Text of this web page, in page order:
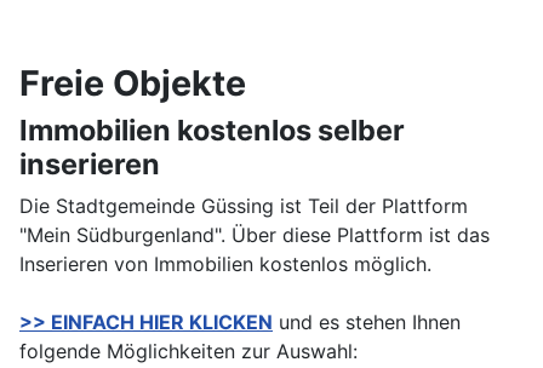
Freie Objekte
Immobilien kostenlos selber
inserieren
Die Stadtgemeinde Güssing ist Teil der Plattform
"Mein Südburgenland". Über diese Plattform ist das
Inserieren von Immobilien kostenlos möglich.
>> EINFACH HIER KLICKEN und es stehen Ihnen
folgende Möglichkeiten zur Auswahl: